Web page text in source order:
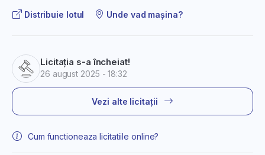
Distribuie lotul Unde vad mașina?
Licitația s-a încheiat!
26 august 2025 - 18:32
Vezi alte licitații
Cum functioneaza licitatiile online?